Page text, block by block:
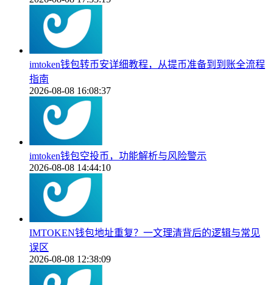
imtoken钱包转币安详细教程，从提币准备到到账全流程
指南
2026-08-08 16:08:37
imtoken钱包空投币，功能解析与风险警示
2026-08-08 14:44:10
IMTOKEN钱包地址重复？一文理清背后的逻辑与常见
误区
2026-08-08 12:38:09